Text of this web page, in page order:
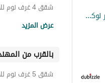
شقة دوبلكس مكيفه بالكامل 325م تشطيب مودرن سوبر لوكس موقع مميز ميدان لبنان مطبخ راكب تصلح سكن ويفضل مكتب عنوان مميز 2مصعد
شقق 4 غرف نوم للايجار في المهندسين
تاون هاوس
فيلات للايجار في
عرض المزيد
بالقرب من
شقق 5 غرف نوم للايجار في المنيل